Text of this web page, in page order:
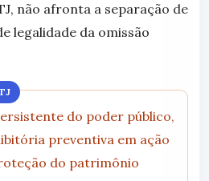
não afronta a separação de
legalidade da omissão
do poder público,
preventiva em ação
do patrimônio